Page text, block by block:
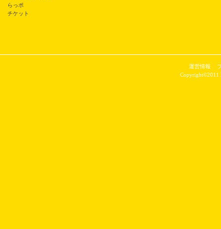
らっポ
チケット
運営情報
Copyright©2011